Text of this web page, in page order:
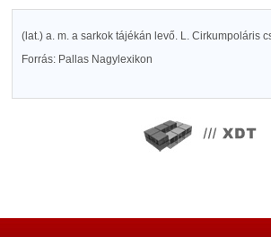
(lat.) a. m. a sarkok tájékán levő. L. Cirkumpoláris
Forrás: Pallas Nagylexikon